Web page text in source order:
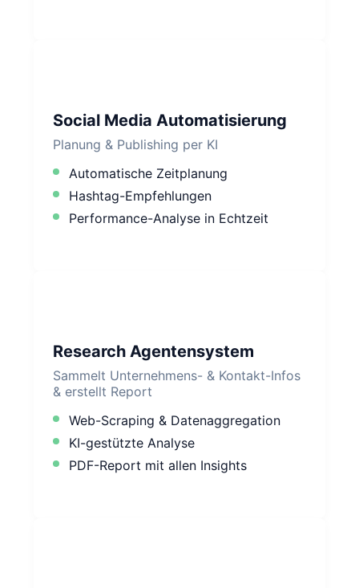
Social Media Automatisierung
Planung & Publishing per KI
Automatische Zeitplanung
Hashtag-Empfehlungen
Performance-Analyse in Echtzeit
Research Agentensystem
Sammelt Unternehmens- & Kontakt-Infos
& erstellt Report
Web-Scraping & Datenaggregation
KI-gestützte Analyse
PDF-Report mit allen Insights